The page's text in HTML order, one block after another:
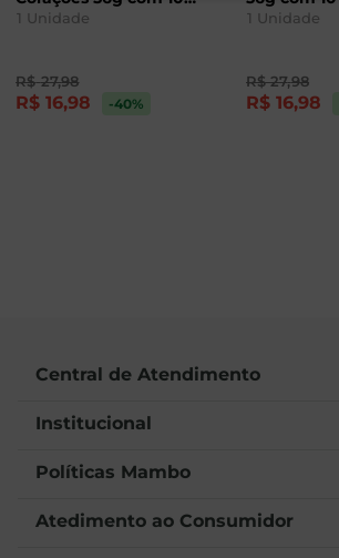
Unidades
1 Unidade
R$ 27,98
R$ 16,98 -40%
1 Unidade
R$ 27,98
R$ 16,98
Central de Atendimento
Institucional
Políticas Mambo
Atedimento ao Consumidor